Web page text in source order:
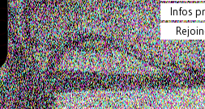
Infos